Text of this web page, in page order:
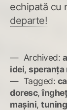
echipată cu
departe!
Archived:
idei, speranța
Tagged:
doresc,
mașini, tuning